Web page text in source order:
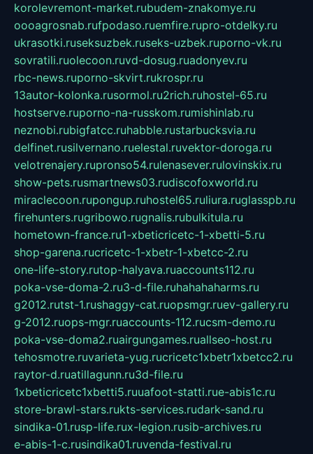
korolevremont-market.rubudem-znakomye.ru
oooagrosnab.rufpodaso.ruemfire.rupro-otdelky.ru
ukrasotki.ruseksuzbek.ruseks-uzbek.ruporno-vk.ru
sovratili.ruolecoon.ruvd-dosug.ruadonyev.ru
rbc-news.ruporno-skvirt.rukrospr.ru
13autor-kolonka.rusormol.ru2rich.ruhostel-65.ru
hostserve.ruporno-na-russkom.rumishinlab.ru
neznobi.rubigfatcc.ruhabble.rustarbucksvia.ru
delfinet.rusilvernano.ruelestal.ruvektor-doroga.ru
velotrenajery.rupronso54.rulenasever.rulovinskix.ru
show-pets.rusmartnews03.rudiscofoxworld.ru
miraclecoon.rupongup.ruhostel65.ruliura.ruglasspb.ru
firehunters.rugribowo.rugnalis.rubulkitula.ru
hometown-france.ru1-xbeticricetc-1-xbetti-5.ru
shop-garena.rucricetc-1-xbetr-1-xbetcc-2.ru
one-life-story.rutop-halyava.ruaccounts112.ru
poka-vse-doma-2.ru3-d-file.ruhahahaharms.ru
g2012.rutst-1.rushaggy-cat.ruopsmgr.ruev-gallery.ru
g-2012.ruops-mgr.ruaccounts-112.rucsm-demo.ru
poka-vse-doma2.ruairgungames.ruallseo-host.ru
tehosmotre.ruvarieta-yug.rucricetc1xbetr1xbetcc2.ru
raytor-d.ruatillagunn.ru3d-file.ru
1xbeticricetc1xbetti5.ruuafoot-statti.rue-abis1c.ru
store-brawl-stars.rukts-services.rudark-sand.ru
sindika-01.rusp-life.rux-legion.rusib-archives.ru
e-abis-1-c.rusindika01.ruvenda-festival.ru